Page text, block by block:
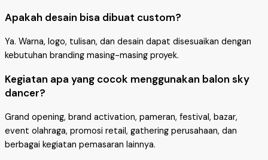
Apakah desain bisa dibuat custom?
Ya. Warna, logo, tulisan, dan desain dapat disesuaikan dengan
kebutuhan branding masing-masing proyek.
Kegiatan apa yang cocok menggunakan balon sky
dancer?
Grand opening, brand activation, pameran, festival, bazar,
event olahraga, promosi retail, gathering perusahaan, dan
berbagai kegiatan pemasaran lainnya.